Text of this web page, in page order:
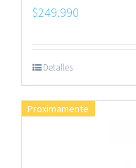
$249.990
Detalles
Proximamente